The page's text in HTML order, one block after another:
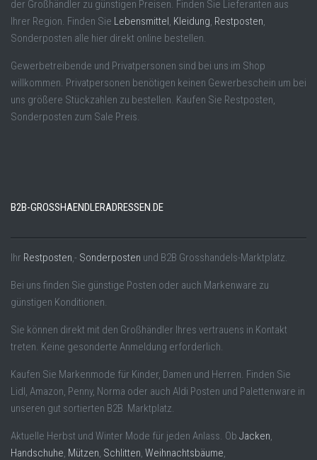
der Großhändler zu günstigen Preisen. Finden Sie Lieferanten aus
Ihrer Region. Finden Sie Lebensmittel Kleidung Restposten
Sonderposten alle hier direkt online bestellen.
Gewerbetreibende und Privatpersonen sind bei uns im Shop
willkommen. Privatpersonen benötigen keinen Gewerbeschein um bei
uns größere Stückzahlen zu bestellen. Kaufen Sie Restposten,
Sonderposten zum Sale Preis.
B2B-GROSSHAENDLERADRESSEN.DE
Ihr Restposten ,- Sonderposten und B2B Grosshandels-Marktplatz.
Bei uns finden Sie günstige Posten oder auch Markenware zu
günstigen Konditionen.
Sie können direkt mit den Großhändler Ihres vertrauens in Kontakt
treten. Keine gesonderte Anmeldung erforderlich.
Kaufen Sie Markenmode für Kinder, Damen und Herren. Finden Sie
Lidl, Amazon, Penny, Norma oder auch Aldi Posten und Palettenware in
unseren gut sortierten B2B Marktplatz.
Aktuelle Herbst und Winter Mode für jeden Anlass. Ob Jacken
Handschuhe Mützen Schlitten Weihnachtsbäume